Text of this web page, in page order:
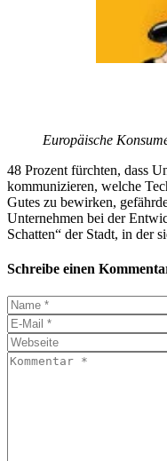
Europäische
48 Prozent fürchten, dass
kommunizieren, welche
Gutes zu bewirken,
Unternehmen bei der
Schatten“ der Stadt, in der
Schreibe einen